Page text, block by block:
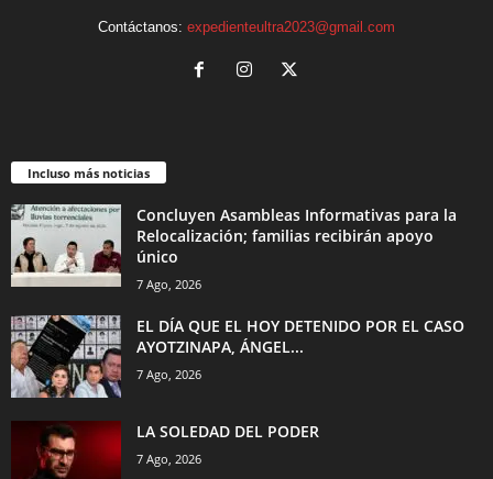
Contáctanos: expedienteultra2023@gmail.com
Incluso más noticias
Concluyen Asambleas Informativas para la
Relocalización; familias recibirán apoyo
único
7 Ago, 2026
EL DÍA QUE EL HOY DETENIDO POR EL CASO
AYOTZINAPA, ÁNGEL...
7 Ago, 2026
LA SOLEDAD DEL PODER
7 Ago, 2026